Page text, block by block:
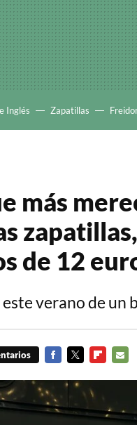
Inglés Zapatillas
más
de 12
verano de un